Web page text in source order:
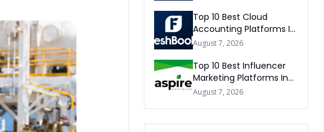
Top 10 Best Cloud
Accounting Platforms In
The World 2026
August 7, 2026
Top 10 Best Influencer
Marketing Platforms In
The World 2026
August 7, 2026